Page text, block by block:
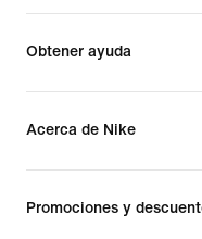
Obtener ayuda
Acerca de Nike
Promociones y